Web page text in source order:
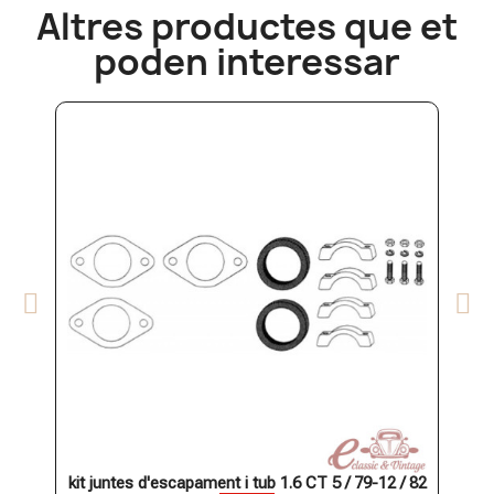
Altres productes que et
poden interessar
kit juntes d'escapament i tub 1.6 CT 5 / 79-12 / 82